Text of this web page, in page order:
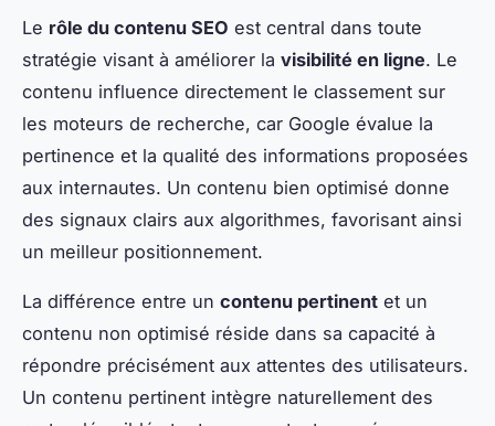
Le rôle du contenu SEO est central dans toute
stratégie visant à améliorer la visibilité en ligne. Le
contenu influence directement le classement sur
les moteurs de recherche, car Google évalue la
pertinence et la qualité des informations proposées
aux internautes. Un contenu bien optimisé donne
des signaux clairs aux algorithmes, favorisant ainsi
un meilleur positionnement.
La différence entre un contenu pertinent et un
contenu non optimisé réside dans sa capacité à
répondre précisément aux attentes des utilisateurs.
Un contenu pertinent intègre naturellement des